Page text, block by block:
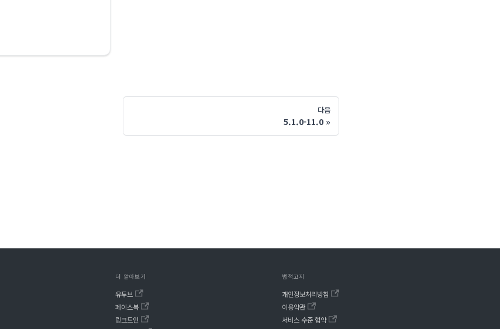
다음
5.1.0-11.0
더 알아보기
유튜브
페이스북
링크드인
법적고지
개인정보처리방침
이용약관
서비스 수준 협약